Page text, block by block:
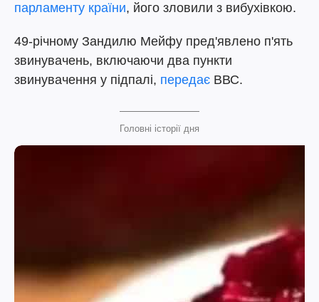
парламенту країни, його зловили з вибухівкою.
49-річному Зандилю Мейфу пред'явлено п'ять
звинувачень, включаючи два пункти
звинувачення у підпалі, передає ВВС.
Головні історії дня